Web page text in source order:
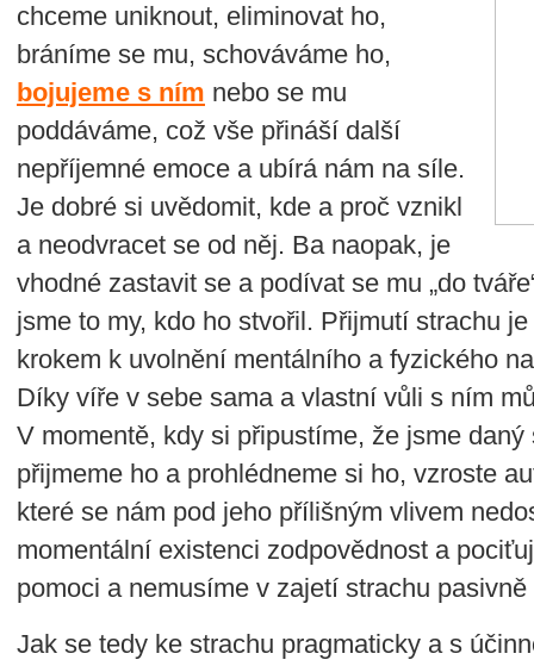
chceme uniknout, eliminovat ho,
bráníme se mu, schováváme ho,
bojujeme s ním nebo se mu
poddáváme, což vše přináší další
nepříjemné emoce a ubírá nám na síle.
Je dobré si uvědomit, kde a proč vznikl
a neodvracet se od něj. Ba naopak, je
vhodné zastavit se a podívat se mu „do
jsme to my, kdo ho stvořil. Přijmutí strachu
krokem k uvolnění mentálního a fyzického
Díky víře v sebe sama a vlastní vůli s ním
V momentě, kdy si připustíme, že jsme
přijmeme ho a prohlédneme si ho, vzroste
které se nám pod jeho přílišným vlivem
momentální existenci zodpovědnost a
pomoci a nemusíme v zajetí strachu
Jak se tedy ke strachu pragmaticky a s